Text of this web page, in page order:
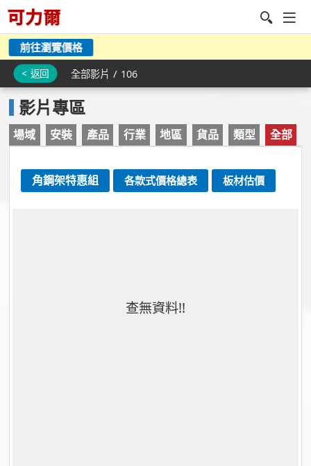
< 返回 全部影片 / 106
前往瀏覽價格
影片專區
場域 安裝 產品 行業 地區 貨品 類型 全部
角鋼架特惠組 各款式價格總表 板材估價
查無資料!!